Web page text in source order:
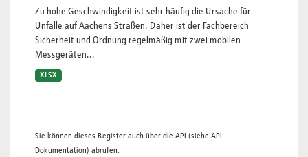
Zu hohe Geschwindigkeit ist sehr häufig die Ursache für
Unfälle auf Aachens Straßen. Daher ist der Fachbereich
Sicherheit und Ordnung regelmäßig mit zwei mobilen
Messgeräten...
XLSX
Sie können dieses Register auch über die API (siehe API-
Dokumentation) abrufen.